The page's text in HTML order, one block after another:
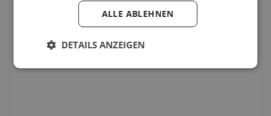
ALLE ABLEHNEN
DETAILS ANZEIGEN